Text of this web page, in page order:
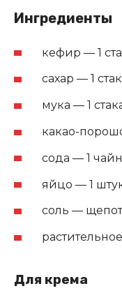
Ингредиенты
кефир — 1
сахар — 1
мука — 1
какао-
сода — 1
яйцо — 1
соль —
Для крема